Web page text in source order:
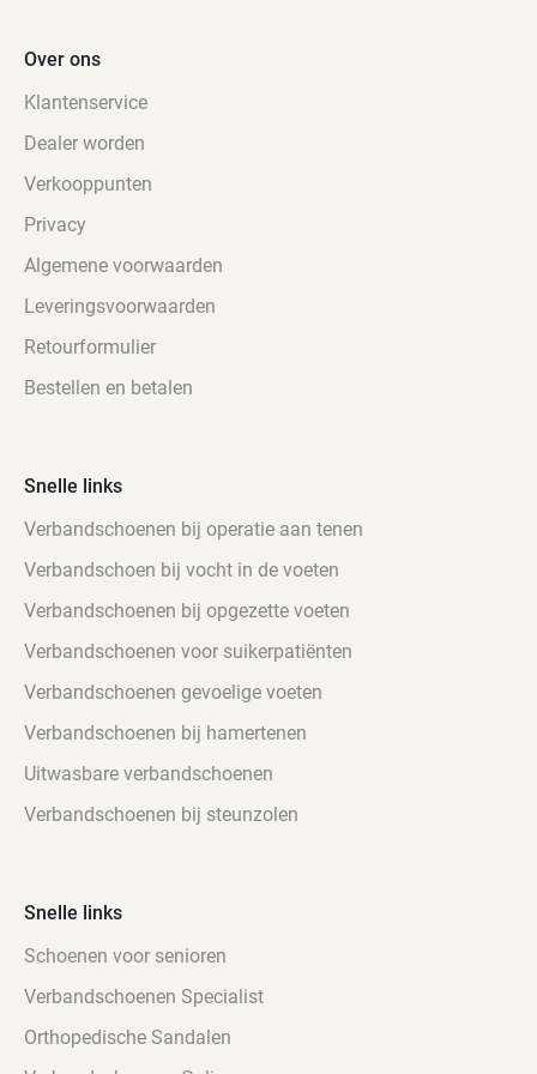
Over ons
Klantenservice
Dealer worden
Verkooppunten
Privacy
Algemene voorwaarden
Leveringsvoorwaarden
Retourformulier
Bestellen en betalen
Snelle links
Verbandschoenen bij operatie aan tenen
Verbandschoen bij vocht in de voeten
Verbandschoenen bij opgezette voeten
Verbandschoenen voor suikerpatiënten
Verbandschoenen gevoelige voeten
Verbandschoenen bij hamertenen
Uitwasbare verbandschoenen
Verbandschoenen bij steunzolen
Snelle links
Schoenen voor senioren
Verbandschoenen Specialist
Orthopedische Sandalen